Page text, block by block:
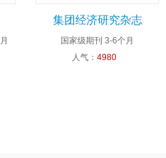
集团经济研究杂志
国家级期刊 3-6个月
人气： 4980